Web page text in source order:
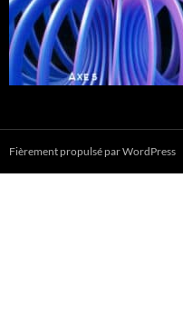
Fièrement propulsé par WordPress